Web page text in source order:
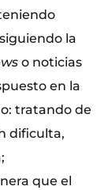
la
o noticias
en la
tratando de
dificulta,
que el